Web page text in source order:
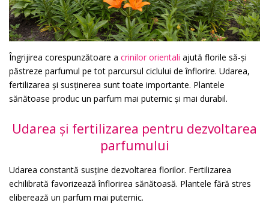
Îngrijirea corespunzătoare a crinilor orientali ajută florile să-și
păstreze parfumul pe tot parcursul ciclului de înflorire. Udarea,
fertilizarea și susținerea sunt toate importante. Plantele
sănătoase produc un parfum mai puternic și mai durabil.
Udarea și fertilizarea pentru dezvoltarea
parfumului
Udarea constantă susține dezvoltarea florilor. Fertilizarea
echilibrată favorizează înflorirea sănătoasă. Plantele fără stres
eliberează un parfum mai puternic.